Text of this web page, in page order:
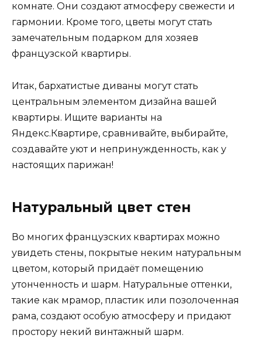
комнате. Они создают атмосферу свежести и
гармонии. Кроме того, цветы могут стать
замечательным подарком для хозяев
французской квартиры.
Итак, бархатистые диваны могут стать
центральным элементом дизайна вашей
квартиры. Ищите варианты на
Яндекс.Квартире, сравнивайте, выбирайте,
создавайте уют и непринужденность, как у
настоящих парижан!
Натуральный цвет стен
Во многих французских квартирах можно
увидеть стены, покрытые неким натуральным
цветом, который придаёт помещению
утонченность и шарм. Натуральные оттенки,
такие как мрамор, пластик или позолоченная
рама, создают особую атмосферу и придают
простору некий винтажный шарм.